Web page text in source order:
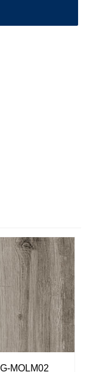
MOLM02